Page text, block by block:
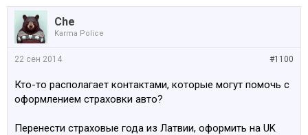
Che
Karma Police
#1100
22 сен 2014
Кто-то располагает контактами, которые могут помочь с
оформлением страховки авто?
Перенести страховые года из Латвии, оформить на UK